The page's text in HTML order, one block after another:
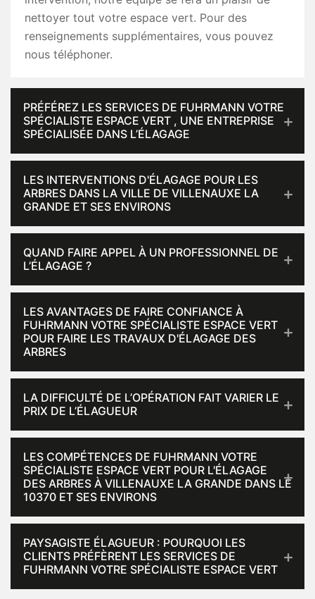
nettoyer tout votre espace vert. Pour des
renseignements supplémentaires, vous pouvez
nous téléphoner.
PRÉFÉREZ LES SERVICES DE FUHRMANN VOTRE
SPÉCIALISTE ESPACE VERT , UNE ENTREPRISE
SPÉCIALISÉE DANS L’ÉLAGAGE
LES INTERVENTIONS D'ÉLAGAGE POUR LES
ARBRES DANS LA VILLE DE VILLENAUXE LA
GRANDE ET SES ENVIRONS
QUAND FAIRE APPEL À UN PROFESSIONNEL DE
L’ÉLAGAGE ?
LES AVANTAGES DE FAIRE CONFIANCE À
FUHRMANN VOTRE SPÉCIALISTE ESPACE VERT
POUR FAIRE LES TRAVAUX D'ÉLAGAGE DES
ARBRES
LA DIFFICULTÉ DE L’OPÉRATION FAIT VARIER LE
PRIX DE L’ÉLAGUEUR
LES COMPÉTENCES DE FUHRMANN VOTRE
SPÉCIALISTE ESPACE VERT POUR L'ÉLAGAGE
DES ARBRES À VILLENAUXE LA GRANDE DANS LE
10370 ET SES ENVIRONS
PAYSAGISTE ÉLAGUEUR : POURQUOI LES
CLIENTS PRÉFÈRENT LES SERVICES DE
FUHRMANN VOTRE SPÉCIALISTE ESPACE VERT